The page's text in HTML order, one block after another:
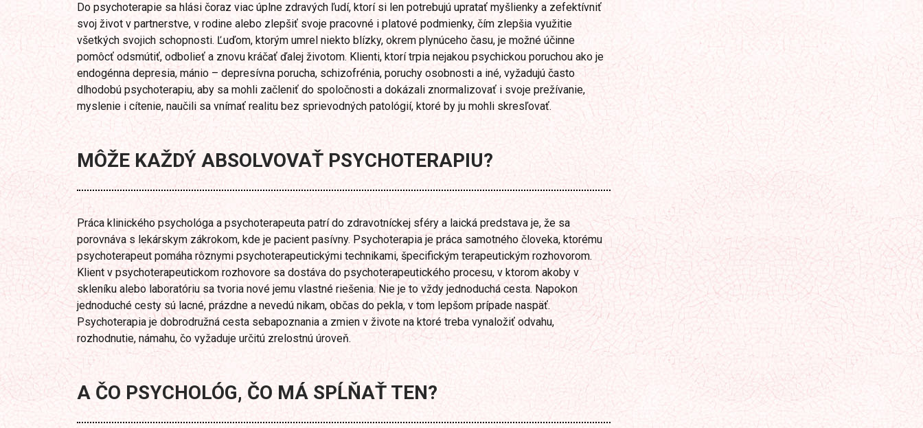
Do psychoterapie sa hlási čoraz viac úplne zdravých ľudí, ktorí si len potrebujú upratať myšlienky a zefektívniť
svoj život v partnerstve, v rodine alebo zlepšiť svoje pracovné i platové podmienky, čím zlepšia využitie
všetkých svojich schopnosti. Ľuďom, ktorým umrel niekto blízky, okrem plynúceho času, je možné účinne
pomôcť odsmútiť, odbolieť a znovu kráčať ďalej životom. Klienti, ktorí trpia nejakou psychickou poruchou ako je
endogénna depresia, mánio – depresívna porucha, schizofrénia, poruchy osobnosti a iné, vyžadujú často
dlhodobú psychoterapiu, aby sa mohli začleniť do spoločnosti a dokázali znormalizovať i svoje prežívanie,
myslenie i cítenie, naučili sa vnímať realitu bez sprievodných patológií, ktoré by ju mohli skresľovať.
MÔŽE KAŽDÝ ABSOLVOVAŤ PSYCHOTERAPIU?
Práca klinického psychológa a psychoterapeuta patrí do zdravotníckej sféry a laická predstava je, že sa
porovnáva s lekárskym zákrokom, kde je pacient pasívny. Psychoterapia je práca samotného človeka, ktorému
psychoterapeut pomáha rôznymi psychoterapeutickými technikami, špecifickým terapeutickým rozhovorom.
Klient v psychoterapeutickom rozhovore sa dostáva do psychoterapeutického procesu, v ktorom akoby v
skleníku alebo laboratóriu sa tvoria nové jemu vlastné riešenia. Nie je to vždy jednoduchá cesta. Napokon
jednoduché cesty sú lacné, prázdne a nevedú nikam, občas do pekla, v tom lepšom prípade naspäť.
Psychoterapia je dobrodružná cesta sebapoznania a zmien v živote na ktoré treba vynaložiť odvahu,
rozhodnutie, námahu, čo vyžaduje určitú zrelostnú úroveň.
A ČO PSYCHOLÓG, ČO MÁ SPĹŇAŤ TEN?